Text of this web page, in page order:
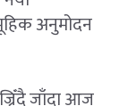
अनुमोदन
जाँदा आज